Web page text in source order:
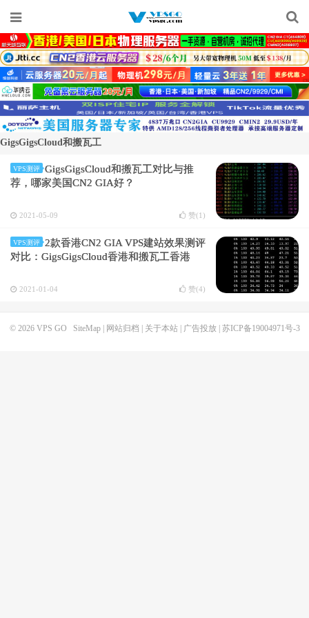
GigsGigsCloud和搬瓦工
VPS测评
GigsGigsCloud和搬瓦工对比与推
荐，哪家美国CN2 GIA好？
2021-05-09 赞(1 )
VPS测评
2款香港CN2 GIA VPS建站效果测评
对比：GigsGigsCloud香港和搬瓦工香港
2021-01-04 赞(4)
© 2026 VPS GO SiteMap| 网站归档 关于本站| 广告投放| 苏ICP备19004971号-3